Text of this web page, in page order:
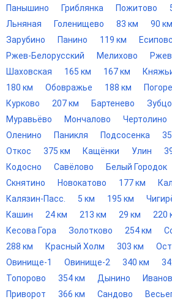
Панышино
Гриблянка Пожитово
Льняная
Голенищево 83 км 90 км
Зарубино
Панино 119 км
Ржев-Белорусский
Мелихово
Шаховская
165 км 167 км
180 км
Обовражье 188 км
Курково
207 км Бартенево
Муравьёво
Мончалово Чертолино
Оленино
Паникля Подсосенка
Откос
375 км Кащёнки Улин
Кодосно
Савёлово Белый Городок
Скнятино
Новокатово 177 км
Калязин-Пасс.
5 км 195 км
Кашин
24 км 213 км 29 км 220
Кесова Гора
Золотково 254 км
288 км
Красный Холм 303 км
Овинище-1
Овинище-2 340 км
Топорово
354 км Дынино
Приворот
366 км Сандово